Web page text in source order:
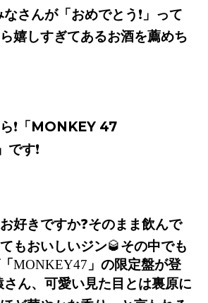
なさんが「おめでとう ❗️ 」って
嬉しすぎてあるお酒を薦めち
❗️ 「MONKEY 47
」です❗️
好きですか❓そのまま飲んで
もおいしいジン🥃その中でも
MONKEY47 」の限定盤が登
さん、可愛い見た目とは裏原に